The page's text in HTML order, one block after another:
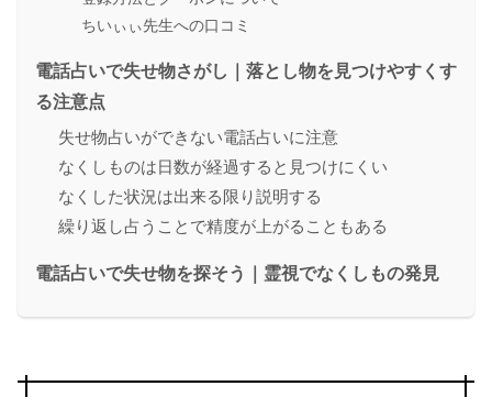
ちいぃぃ先生への口コミ
電話占いで失せ物さがし｜落とし物を見つけやすくす
る注意点
失せ物占いができない電話占いに注意
なくしものは日数が経過すると見つけにくい
なくした状況は出来る限り説明する
繰り返し占うことで精度が上がることもある
電話占いで失せ物を探そう｜霊視でなくしもの発見